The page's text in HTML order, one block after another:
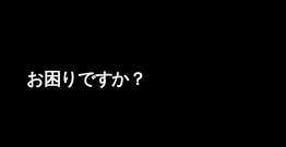
お困りですか？